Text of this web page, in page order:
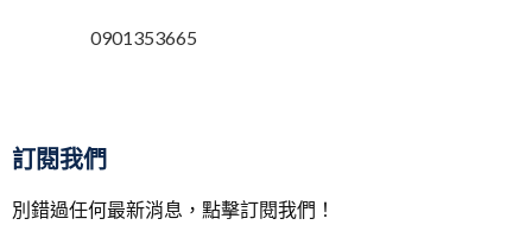
0901353665
訂閱我們
別錯過任何最新消息，點擊訂閱我們！